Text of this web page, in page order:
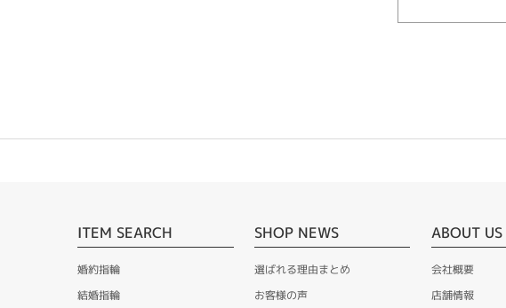
ITEM SEARCH
婚約指輪
結婚指輪
SHOP NEWS
選ばれる理由まとめ
お客様の声
ABOUT US
会社概要
店舗情報